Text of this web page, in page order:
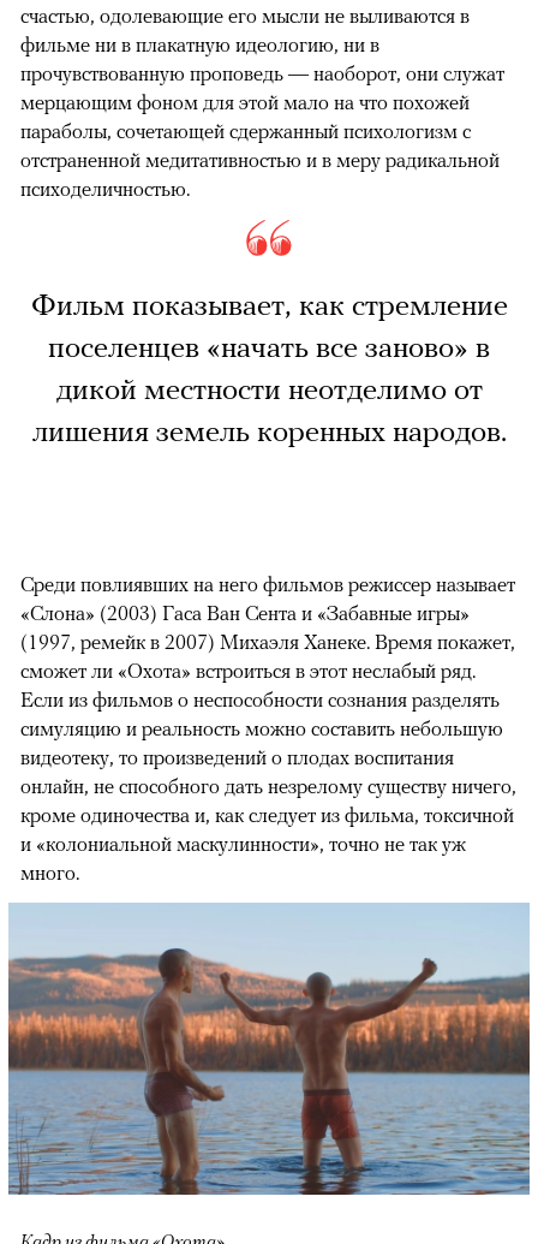
счастью, одолевающие его мысли не выливаются в
фильме ни в плакатную идеологию, ни в
прочувствованную проповедь — наоборот, они служат
мерцающим фоном для этой мало на что похожей
параболы, сочетающей сдержанный психологизм с
отстраненной медитативностью и в меру радикальной
психоделичностью.
Фильм показывает, как стремление
поселенцев «начать все заново» в
дикой местности неотделимо от
лишения земель коренных народов.
Среди повлиявших на него фильмов режиссер называет
«Слона» (2003) Гаса Ван Сента и «Забавные игры»
(1997, ремейк в 2007) Михаэля Ханеке. Время покажет,
сможет ли «Охота» встроиться в этот неслабый ряд.
Если из фильмов о неспособности сознания разделять
симуляцию и реальность можно составить небольшую
видеотеку, то произведений о плодах воспитания
онлайн, не способного дать незрелому существу ничего,
кроме одиночества и, как следует из фильма, токсичной
и «колониальной маскулинности», точно не так уж
много.